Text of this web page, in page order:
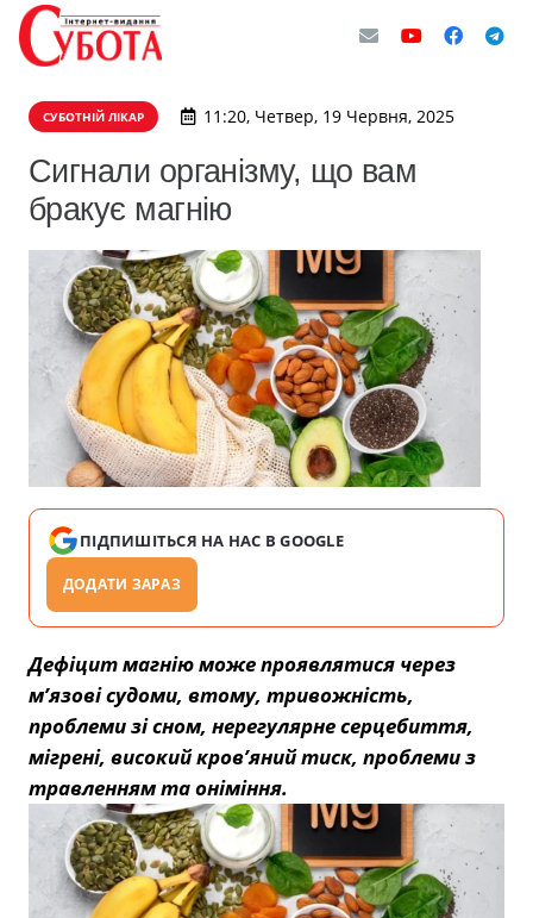
СУБОТНІЙ ЛІКАР 11:20, Четвер, 19 Червня, 2025
Сигнали організму, що вам
бракує магнію
ПІДПИШІТЬСЯ НА НАС В GOOGLE
ДОДАТИ ЗАРАЗ
Дефіцит магнію може проявлятися через
м’язові судоми, втому, тривожність,
проблеми зі сном, нерегулярне серцебиття,
мігрені, високий кров’яний тиск, проблеми з
травленням та оніміння.